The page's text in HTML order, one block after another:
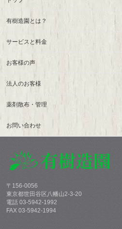
有樹造園とは？
サービスと料金
お客様の声
法人のお客様
薬剤散布・管理
お問い合わせ
〒156-0056
東京都世田谷区八幡山2-3-20
電話 03-5942-1992
FAX 03-5942-1994